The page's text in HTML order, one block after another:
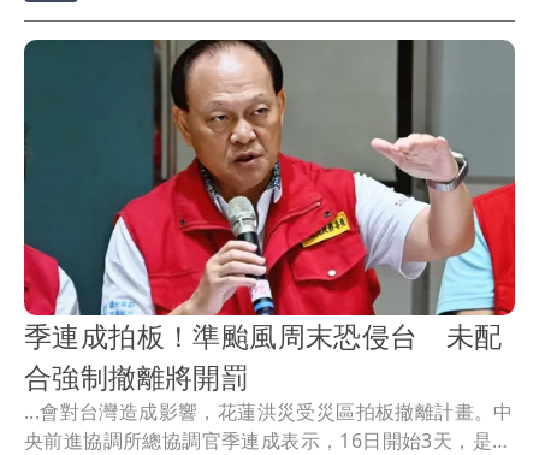
季連成拍板！準颱風周末恐侵台 未配
合強制撤離將開罰
...會對台灣造成影響，花蓮洪災受災區拍板撤離計畫。中
央前進協調所總協調官季連成表示，16日開始3天，是